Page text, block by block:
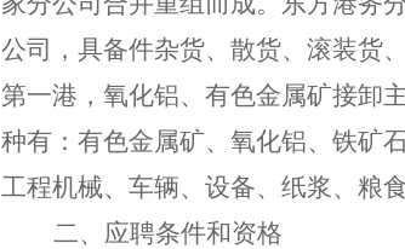
公司，具备件杂货、散货、滚装货
第一港，氧化铝、有色金属矿接卸
种有：有色金属矿、氧化铝、铁矿
工程机械、车辆、设备、纸浆、粮
二、应聘条件和资格